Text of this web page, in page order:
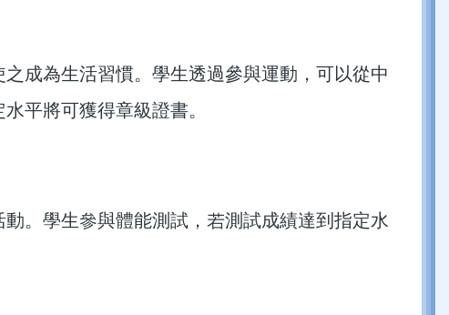
成為生活習慣。學生透過參與運動，可以從中
平將可獲得章級證書。
。學生參與體能測試，若測試成績達到指定水